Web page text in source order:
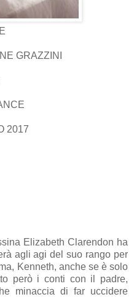
GRAZZINI
2017
Elizabeth Clarendon ha
agli agi del suo rango per
Kenneth, anche se è solo
però i conti con il padre,
minaccia di far uccidere